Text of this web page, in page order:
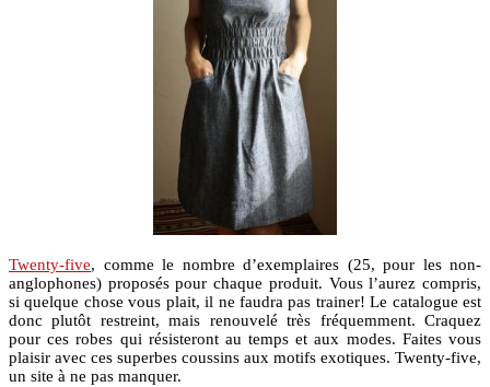
Twenty-five, comme le nombre d’exemplaires (25, pour les non-
anglophones) proposés pour chaque produit. Vous l’aurez compris,
si quelque chose vous plait, il ne faudra pas trainer! Le catalogue est
donc plutôt restreint, mais renouvelé très fréquemment. Craquez
pour ces robes qui résisteront au temps et aux modes. Faites vous
plaisir avec ces superbes coussins aux motifs exotiques. Twenty-five,
un site à ne pas manquer.